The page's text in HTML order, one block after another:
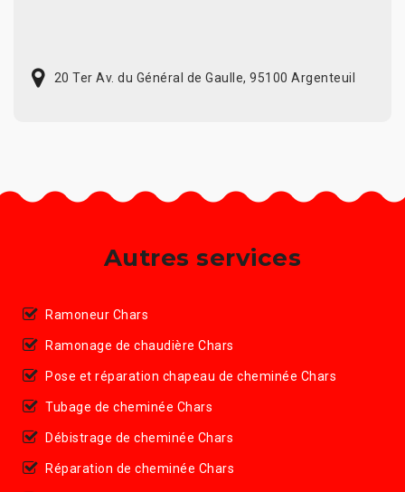
20 Ter Av. du Général de Gaulle, 95100 Argenteuil
Autres services
Ramoneur Chars
Ramonage de chaudière Chars
Pose et réparation chapeau de cheminée Chars
Tubage de cheminée Chars
Débistrage de cheminée Chars
Réparation de cheminée Chars